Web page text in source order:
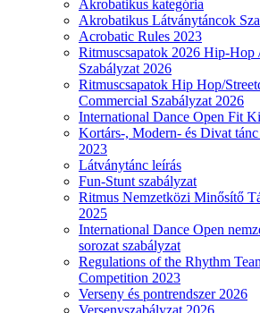
Akrobatikus kategória
Akrobatikus Látványtáncok
Acrobatic Rules 2023
Ritmuscsapatok 2026 Hip-Hop
Szabályzat 2026
Ritmuscsapatok Hip Hop/
Commercial Szabályzat 2026
International Dance Open Fit
Kortárs-, Modern- és Divat
2023
Látványtánc leírás
Fun-Stunt szabályzat
Ritmus Nemzetközi Minősítő
2025
International Dance Open
sorozat szabályzat
Regulations of the Rhythm
Competition 2023
Verseny és pontrendszer 2026